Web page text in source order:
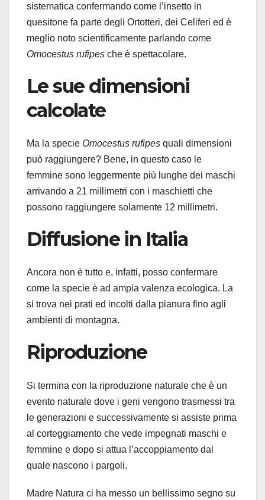
sistematica confermando come l’insetto in
quesitone fa parte degli Ortotteri, dei Celiferi ed è
meglio noto scientificamente parlando come
Omocestus rufipes che è spettacolare.
Le sue dimensioni
calcolate
Ma la specie Omocestus rufipes quali dimensioni
può raggiungere? Bene, in questo caso le
femmine sono leggermente più lunghe dei maschi
arrivando a 21 millimetri con i maschietti che
possono raggiungere solamente 12 millimetri.
Diffusione in Italia
Ancora non è tutto e, infatti, posso confermare
come la specie è ad ampia valenza ecologica. La
si trova nei prati ed incolti dalla pianura fino agli
ambienti di montagna.
Riproduzione
Si termina con la riproduzione naturale che è un
evento naturale dove i geni vengono trasmessi tra
le generazioni e successivamente si assiste prima
al corteggiamento che vede impegnati maschi e
femmine e dopo si attua l’accoppiamento dal
quale nascono i pargoli.
Madre Natura ci ha messo un bellissimo segno su